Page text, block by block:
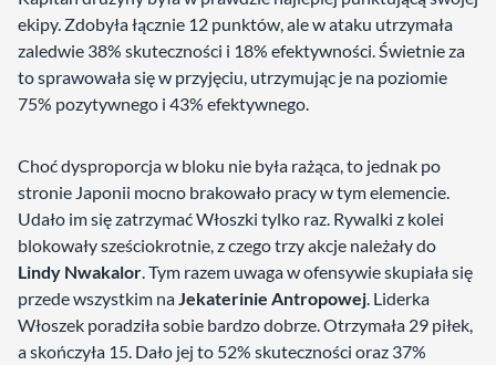
ekipy. Zdobyła łącznie 12 punktów, ale w ataku utrzymała
zaledwie 38% skuteczności i 18% efektywności. Świetnie za
to sprawowała się w przyjęciu, utrzymując je na poziomie
75% pozytywnego i 43% efektywnego.
Choć dysproporcja w bloku nie była rażąca, to jednak po
stronie Japonii mocno brakowało pracy w tym elemencie.
Udało im się zatrzymać Włoszki tylko raz. Rywalki z kolei
blokowały sześciokrotnie, z czego trzy akcje należały do
Lindy Nwakalor. Tym razem uwaga w ofensywie skupiała się
przede wszystkim naJekaterinie Antropowej. Liderka
Włoszek poradziła sobie bardzo dobrze. Otrzymała 29 piłek,
a skończyła 15. Dało jej to 52% skuteczności oraz 37%